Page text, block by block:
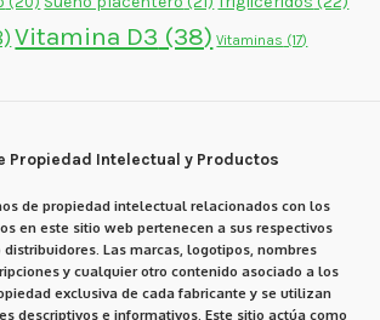
Vitamina D3 (38) Vitaminas (17)
Propiedad Intelectual y Productos
de propiedad intelectual relacionados con los
en este sitio web pertenecen a sus respectivos
Las marcas, logotipos, nombres
y cualquier otro contenido asociado a los
exclusiva de cada fabricante y se utilizan
descriptivos e informativos. Este sitio actúa como